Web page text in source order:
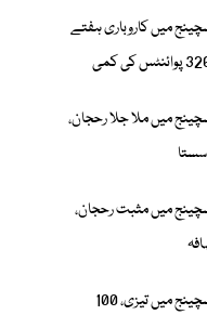
میں کاروباری ہفتے
میں ملا جلا رحجان،
میں مثبت رحجان،
پاکستان اسٹاک ایکسچینج میں تیزی، 100